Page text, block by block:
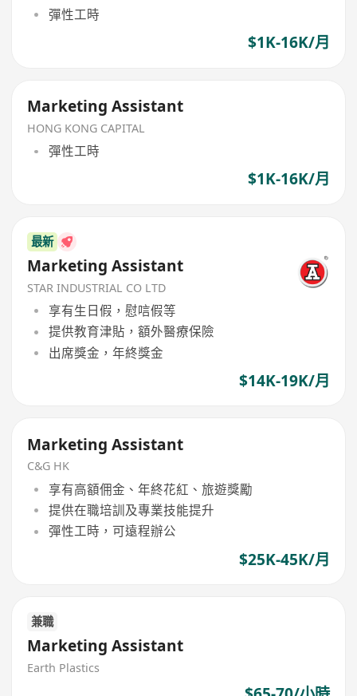
彈性工時
$1K-16K/月
Marketing Assistant
HONG KONG CAPITAL
彈性工時
$1K-16K/月
最新
Marketing Assistant
STAR INDUSTRIAL CO LTD
享有生日假，慰唁假等
提供教育津貼，額外醫療保險
出席獎金，年終獎金
$14K-19K/月
Marketing Assistant
C&G HK
享有高額佣金、年終花紅、旅遊獎勵
提供在職培訓及專業技能提升
彈性工時，可遠程辦公
$25K-45K/月
兼職
Marketing Assistant
Earth Plastics